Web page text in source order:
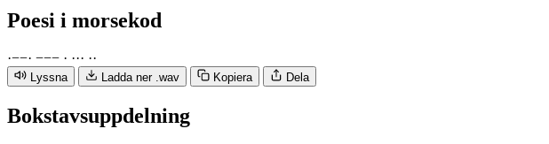
Poesi i morsekod
·−−· −−− · ··· ··
Lyssna Ladda ner .wav Kopiera Dela
Bokstavsuppdelning